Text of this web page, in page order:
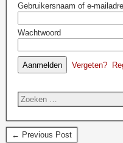
Gebruikersnaam of e-
Wachtwoord
Vergeten?
← Previous Post